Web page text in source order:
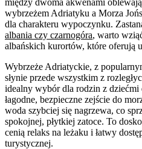
wybrzeżem Adriatyku a Morza
dla charakteru wypoczynku.
albania czy czarnogóra, warto
albańskich kurortów, które oferują
Wybrzeże Adriatyckie, z
słynie przede wszystkim z
idealny wybór dla rodzin z dziećmi
łagodne, bezpieczne zejście do
woda szybciej się nagrzewa, co
spokojnej, płytkiej zatoce. To
cenią relaks na leżaku i łatwy
turystycznej.